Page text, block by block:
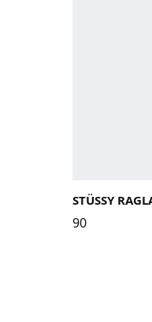
STÜSSY
90